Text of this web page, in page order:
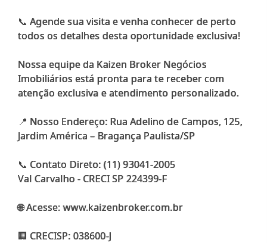
📞 Agende sua visita e venha conhecer de perto
todos os detalhes desta oportunidade exclusiva!
Nossa equipe da Kaizen Broker Negócios
Imobiliários está pronta para te receber com
atenção exclusiva e atendimento personalizado.
📍 Nosso Endereço: Rua Adelino de Campos, 125,
Jardim América – Bragança Paulista/SP
📞 Contato Direto: (11) 93041-2005
Val Carvalho - CRECI SP 224399-F
🌐 Acesse: www.kaizenbroker.com.br
🏢 CRECISP: 038600-J